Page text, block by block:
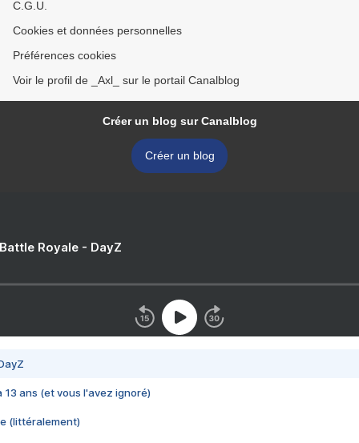
C.G.U.
Cookies et données personnelles
Préférences cookies
Voir le profil de _Axl_ sur le portail Canalblog
Créer un blog sur Canalblog
Créer un blog
Royale - DayZ
13 ans (et vous l'avez ignoré)
(littéralement)